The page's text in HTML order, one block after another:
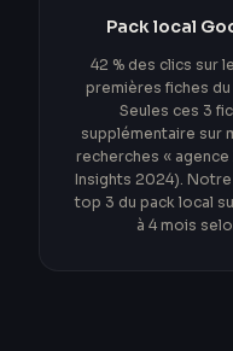
Pack local
42 % des clics sur
premières fiches
Seules ces 3
supplémentaire sur
recherches «
Insights 2024).
top 3 du pack local
à 4 mois